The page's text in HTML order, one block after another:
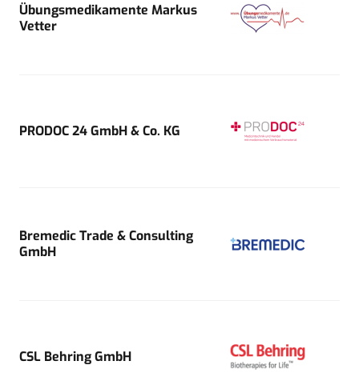
Übungsmedikamente Markus
Vetter
PRODOC 24 GmbH & Co. KG
Bremedic Trade & Consulting
GmbH
CSL Behring GmbH